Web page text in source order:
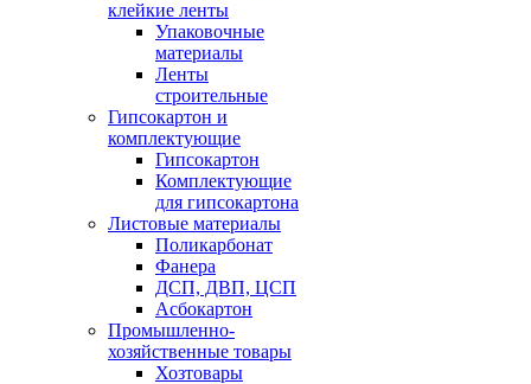
клейкие ленты
Упаковочные
материалы
Ленты
строительные
Гипсокартон и
комплектующие
Гипсокартон
Комплектующие
для гипсокартона
Листовые материалы
Поликарбонат
Фанера
ДСП, ДВП, ЦСП
Асбокартон
Промышленно-
хозяйственные товары
Хозтовары